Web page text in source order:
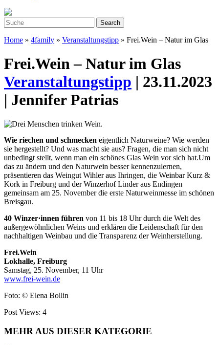
Home » 4family » Veranstaltungstipp » Frei.Wein – Natur im Glas
Frei.Wein – Natur im Glas
Veranstaltungstipp | 23.11.2023
| Jennifer Patrias
Wie riechen und schmecken eigentlich Naturweine? Wie werden
sie hergestellt? Und was macht sie aus? Fragen, die man sich nicht
unbedingt stellt, wenn man ein schönes Glas Wein vor sich hat.Um
das zu ändern und den Naturwein besser kennenzulernen,
präsentieren das Weingut Wihler aus Ihringen, die Weinbar Kurz &
Kork in Freiburg und der Winzerhof Linder aus Endingen
gemeinsam am 25. November die erste Naturweinmesse im schönen
Breisgau.
40 Winzer·innen führen von 11 bis 18 Uhr durch die Welt des
außergewöhnlichen Weins und erklären die Leidenschaft für den
nachhaltigen Weinbau und die Transparenz der Weinherstellung.
Frei.Wein
Lokhalle, Freiburg
Samstag, 25. November, 11 Uhr
www.frei-wein.de
Foto: © Elena Bollin
Post Views: 4
MEHR AUS DIESER KATEGORIE